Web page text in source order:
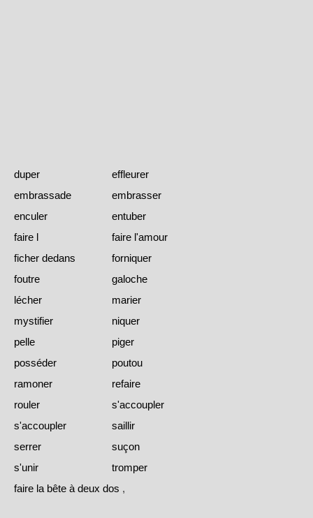
duper
effleurer
embrassade
embrasser
enculer
entuber
faire l
faire l'amour
ficher dedans
forniquer
foutre
galoche
lécher
marier
mystifier
niquer
pelle
piger
posséder
poutou
ramoner
refaire
rouler
s'accoupler
s'accoupler
saillir
serrer
suçon
s'unir
tromper
faire la bête à deux dos ,